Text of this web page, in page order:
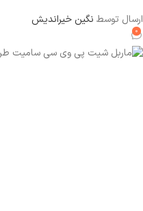
ارسال توسط نگین خیراندیش
۰